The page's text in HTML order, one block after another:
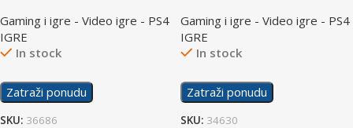
Gaming i igre - Video igre - PS4
IGRE
In stock
Zatraži ponudu
SKU: 36686
Gaming i igre - Video igre - PS4
IGRE
In stock
Zatraži ponudu
SKU: 34630